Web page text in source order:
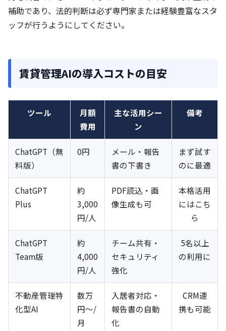
補助であり、法的判断は必ず専門家または経験豊富なスタ
ッフが行うようにしてください。
賃貸管理AIの導入コストの目安
ツール
月額
費用
主な活用シー
ン
備考
ChatGPT（無
料版）
0円
メール・報告
書の下書き
まず試す
のに最適
ChatGPT
Plus
約
3,000
円/人
PDF読込・画
像生成も可
本格活用
にはこち
ら
ChatGPT
Team版
約
4,000
円/人
チーム共有・
セキュリティ
強化
5名以上
の利用に
不動産管理特
化型AI
数万
円〜/
月
入居者対応・
報告書の自動
化
CRM連
携も可能